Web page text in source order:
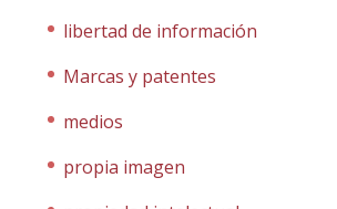
libertad de información
Marcas y patentes
medios
propia imagen